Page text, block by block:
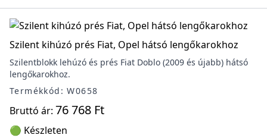
Szilent kihúzó prés Fiat, Opel hátsó lengőkarokhoz
Szilentblokk lehúzó és prés Fiat Doblo (2009 és újabb) hátsó
lengőkarokhoz.
Termékkód: W0658
Bruttó ár: 76 768 Ft
🟢 Készleten